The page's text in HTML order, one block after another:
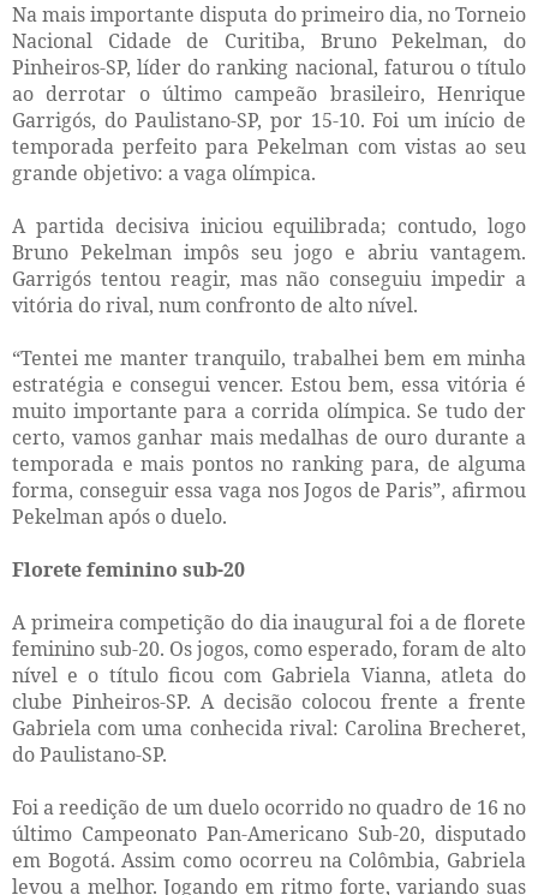
Na mais importante disputa do primeiro dia, no Torneio
Nacional Cidade de Curitiba, Bruno Pekelman, do
Pinheiros-SP, líder do ranking nacional, faturou o título
ao derrotar o último campeão brasileiro, Henrique
Garrigós, do Paulistano-SP, por 15-10. Foi um início de
temporada perfeito para Pekelman com vistas ao seu
grande objetivo: a vaga olímpica.
A partida decisiva iniciou equilibrada; contudo, logo
Bruno Pekelman impôs seu jogo e abriu vantagem.
Garrigós tentou reagir, mas não conseguiu impedir a
vitória do rival, num confronto de alto nível.
“Tentei me manter tranquilo, trabalhei bem em minha
estratégia e consegui vencer. Estou bem, essa vitória é
muito importante para a corrida olímpica. Se tudo der
certo, vamos ganhar mais medalhas de ouro durante a
temporada e mais pontos no ranking para, de alguma
forma, conseguir essa vaga nos Jogos de Paris”, afirmou
Pekelman após o duelo.
Florete feminino sub-20
A primeira competição do dia inaugural foi a de florete
feminino sub-20. Os jogos, como esperado, foram de alto
nível e o título ficou com Gabriela Vianna, atleta do
clube Pinheiros-SP. A decisão colocou frente a frente
Gabriela com uma conhecida rival: Carolina Brecheret,
do Paulistano-SP.
Foi a reedição de um duelo ocorrido no quadro de 16 no
último Campeonato Pan-Americano Sub-20, disputado
em Bogotá. Assim como ocorreu na Colômbia, Gabriela
levou a melhor. Jogando em ritmo forte, variando suas